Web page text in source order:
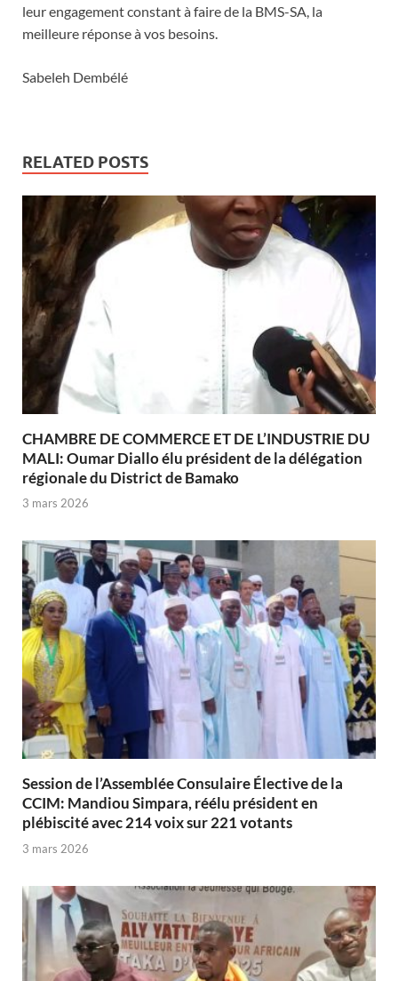
leur engagement constant à faire de la BMS-SA, la
meilleure réponse à vos besoins.
Sabeleh Dembélé
RELATED POSTS
CHAMBRE DE COMMERCE ET DE L’INDUSTRIE DU
MALI: Oumar Diallo élu président de la délégation
régionale du District de Bamako
3 mars 2026
Session de l’Assemblée Consulaire Élective de la
CCIM: Mandiou Simpara, réélu président en
plébiscité avec 214 voix sur 221 votants
3 mars 2026